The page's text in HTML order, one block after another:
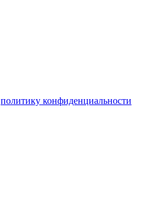
политику конфиденциальности